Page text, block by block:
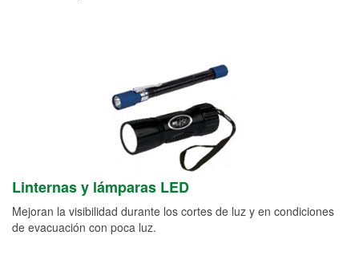
Linternas y lámparas LED
Mejoran la visibilidad durante los cortes de luz y en condiciones
de evacuación con poca luz.